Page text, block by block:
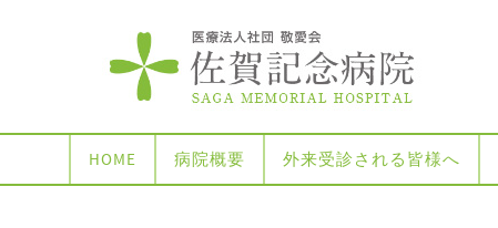
HOME 病院概要 外来受診される皆様へ